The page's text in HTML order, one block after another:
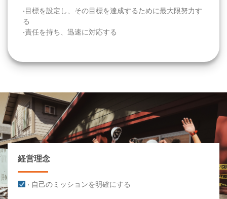
•目標を設定し、その目標を達成するために最大限努力す
る
•責任を持ち、迅速に対応する
経営理念
• 自己のミッションを明確にする